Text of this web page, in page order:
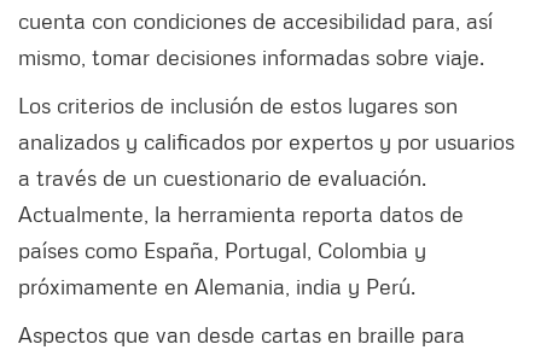
cuenta con condiciones de accesibilidad para, así
mismo, tomar decisiones informadas sobre viaje.
Los criterios de inclusión de estos lugares son
analizados y calificados por expertos y por usuarios
a través de un cuestionario de evaluación.
Actualmente, la herramienta reporta datos de
países como España, Portugal, Colombia y
próximamente en Alemania, india y Perú.
Aspectos que van desde cartas en braille para